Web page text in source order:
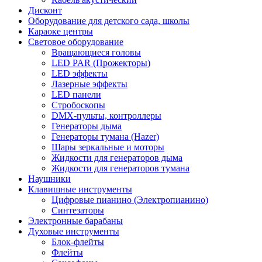
Дисконт
Оборудование для детского сада, школы
Караоке центры
Световое оборудование
Вращающиеся головы
LED PAR (Прожекторы)
LED эффекты
Лазерные эффекты
LED панели
Стробоскопы
DMX-пульты, контроллеры
Генераторы дыма
Генераторы тумана (Hazer)
Шары зеркальные и моторы
Жидкости для генераторов дыма
Жидкости для генераторов тумана
Наушники
Клавишные инструменты
Цифровые пианино (Электропианино)
Синтезаторы
Электронные барабаны
Духовые инструменты
Блок-флейты
Флейты